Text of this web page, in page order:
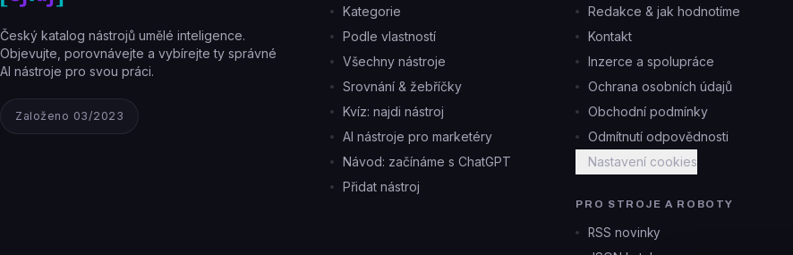
Český katalog nástrojů umělé inteligence.
Objevujte, porovnávejte a vybírejte ty správné
AI nástroje pro svou práci.
Založeno 03/2023
Kategorie
Podle vlastností
Všechny nástroje
Srovnání & žebříčky
Kvíz: najdi nástroj
AI nástroje pro marketéry
Návod: začínáme s ChatGPT
Přidat nástroj
Redakce & jak hodnotíme
Kontakt
Inzerce a spolupráce
Ochrana osobních údajů
Obchodní podmínky
Odmítnutí odpovědnosti
Nastavení cookies
PRO STROJE A ROBOTY
RSS novinky